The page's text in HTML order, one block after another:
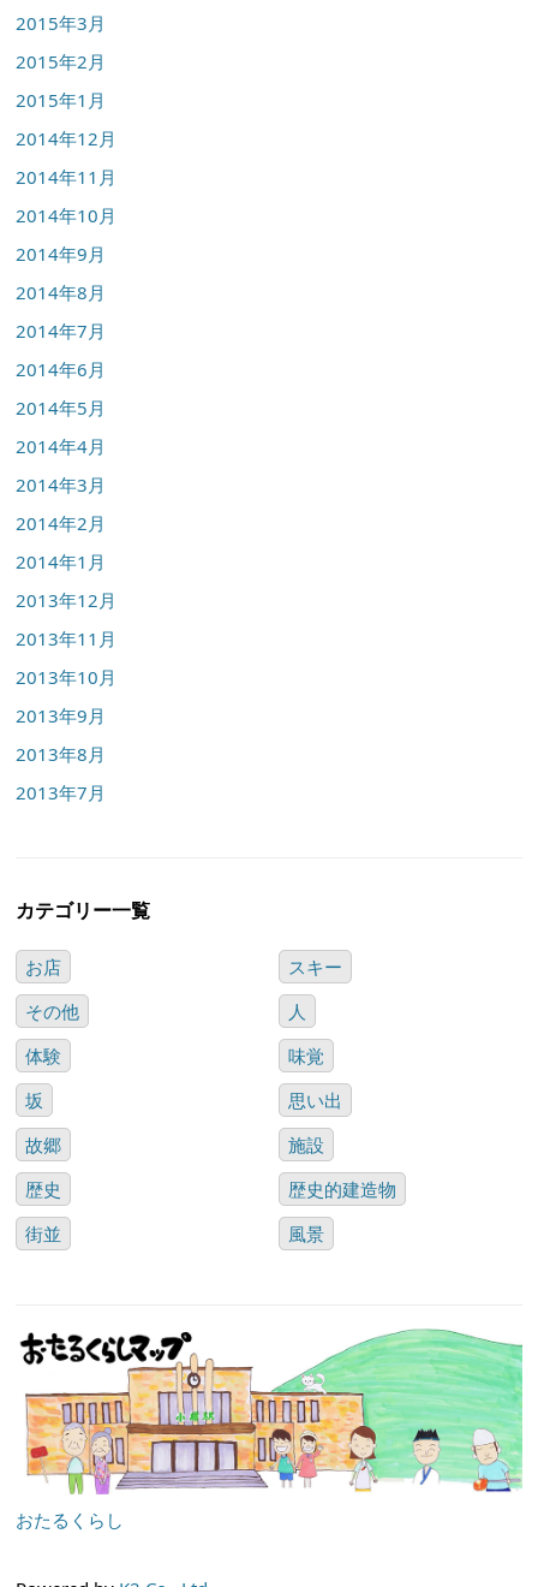
2015年3月
2015年2月
2015年1月
2014年12月
2014年11月
2014年10月
2014年9月
2014年8月
2014年7月
2014年6月
2014年5月
2014年4月
2014年3月
2014年2月
2014年1月
2013年12月
2013年11月
2013年10月
2013年9月
2013年8月
2013年7月
カテゴリー一覧
お店
スキー
その他
人
体験
味覚
坂
思い出
故郷
施設
歴史
歴史的建造物
街並
風景
おたるくらし